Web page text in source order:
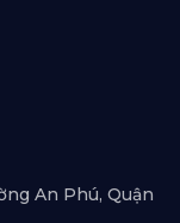
An Phú, Quận